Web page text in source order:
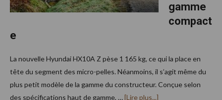
gamme
compact
e
La nouvelle Hyundai HX10A Z pèse 1 165 kg, ce qui la place en
tête du segment des micro-pelles. Néanmoins, il s’agit même du
plus petit modèle de la gamme du constructeur. Conçue selon
des spécifications haut de gamme, …[Lire plus...]